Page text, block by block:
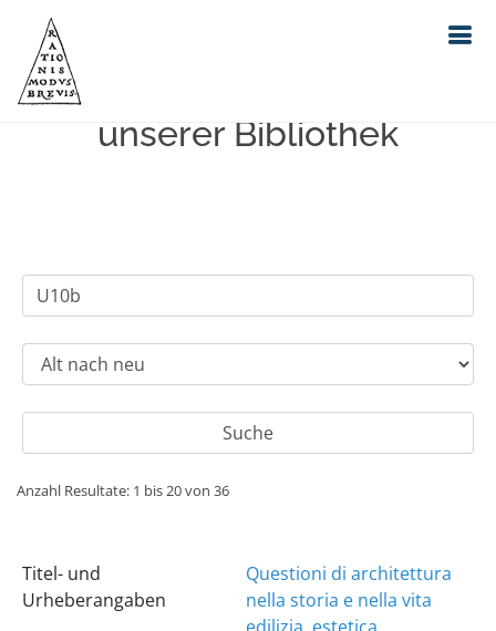
Einfache Suche im Bestand
unserer Bibliothek
Anzahl Resultate: 1 bis 20 von 36
Titel- und
Urheberangaben
Questioni di architettura
nella storia e nella vita